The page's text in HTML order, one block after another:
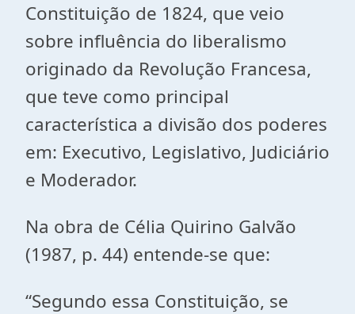
Constituição de 1824, que veio
sobre influência do liberalismo
originado da Revolução Francesa,
que teve como principal
característica a divisão dos poderes
em: Executivo, Legislativo, Judiciário
e Moderador.
Na obra de Célia Quirino Galvão
(1987, p. 44) entende-se que:
“Segundo essa Constituição, se